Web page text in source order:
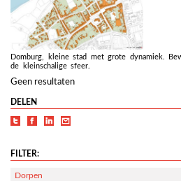
Domburg, kleine stad met grote dynamiek.
de kleinschalige sfeer.
Geen resultaten
DELEN
FILTER:
Dorpen